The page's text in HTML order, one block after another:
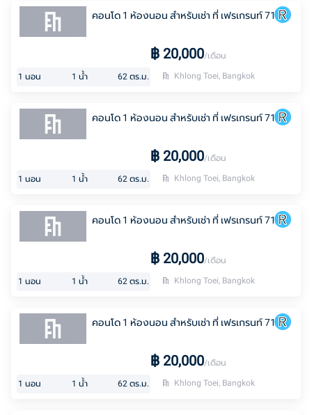
คอนโด 1 ห้องนอน สำหรับเช่า ที่ เฟรเกรนท์ 71
฿ 20,000/เดือน
1 นอน 1 น้ำ 62 ตร.ม. Khlong Toei, Bangkok
คอนโด 1 ห้องนอน สำหรับเช่า ที่ เฟรเกรนท์ 71
฿ 20,000/เดือน
1 นอน 1 น้ำ 62 ตร.ม. Khlong Toei, Bangkok
คอนโด 1 ห้องนอน สำหรับเช่า ที่ เฟรเกรนท์ 71
฿ 20,000/เดือน
1 นอน 1 น้ำ 62 ตร.ม. Khlong Toei, Bangkok
คอนโด 1 ห้องนอน สำหรับเช่า ที่ เฟรเกรนท์ 71
฿ 20,000/เดือน
1 นอน 1 น้ำ 62 ตร.ม. Khlong Toei, Bangkok